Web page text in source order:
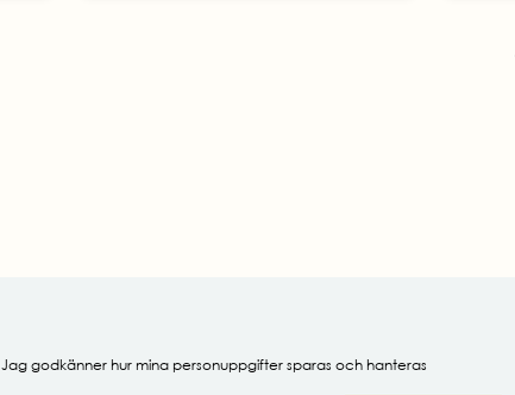
Jag godkänner hur mina personuppgiftersparas och hanteras